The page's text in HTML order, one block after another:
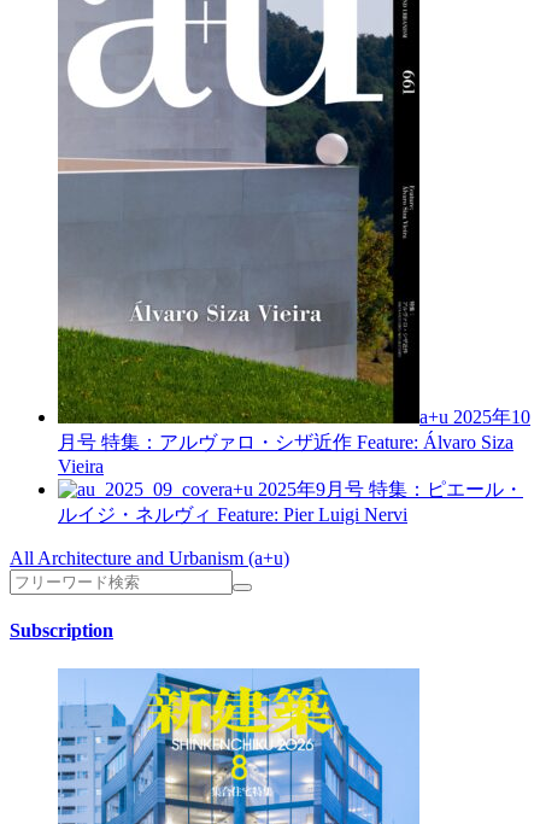
a+u 2025年10
月号 特集：アルヴァロ・シザ近作 Feature: Álvaro Siza
Vieira
a+u 2025年9月号 特集：ピエール・
ルイジ・ネルヴィ Feature: Pier Luigi Nervi
All Architecture and Urbanism (a+u)
Subscription